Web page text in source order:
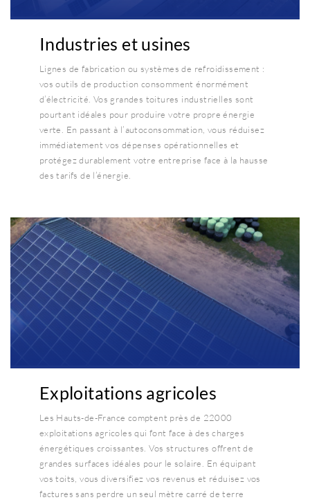
Industries et usines
Lignes de fabrication ou systèmes de refroidissement :
vos outils de production consomment énormément
d’électricité. Vos grandes toitures industrielles sont
pourtant idéales pour produire votre propre énergie
verte. En passant à l’autoconsommation, vous réduisez
immédiatement vos dépenses opérationnelles et
protégez durablement votre entreprise face à la hausse
des tarifs de l’énergie.
Exploitations agricoles
Les Hauts-de-France comptent près de 22000
exploitations agricoles qui font face à des charges
énergétiques croissantes. Vos structures offrent de
grandes surfaces idéales pour le solaire. En équipant
vos toits, vous diversifiez vos revenus et réduisez vos
factures sans perdre un seul mètre carré de terre